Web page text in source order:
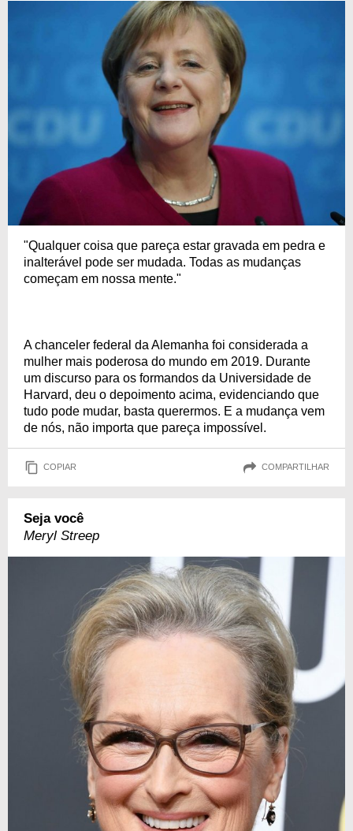
"Qualquer coisa que pareça estar gravada em pedra e
inalterável pode ser mudada. Todas as mudanças
começam em nossa mente."
A chanceler federal da Alemanha foi considerada a
mulher mais poderosa do mundo em 2019. Durante
um discurso para os formandos da Universidade de
Harvard, deu o depoimento acima, evidenciando que
tudo pode mudar, basta querermos. E a mudança vem
de nós, não importa que pareça impossível.
COPIAR COMPARTILHAR
Seja você
Meryl Streep